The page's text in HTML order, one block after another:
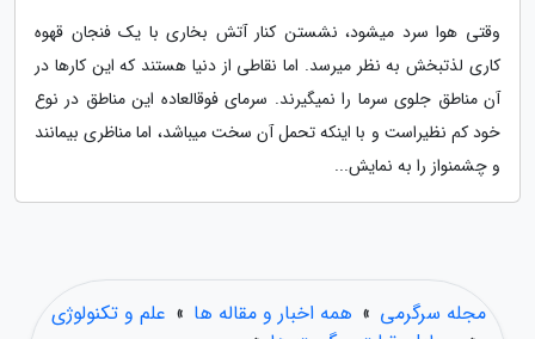
وقتی هوا سرد می­شود، نشستن کنار آتش بخاری با یک فنجان قهوه
کاری لذت­بخش به نظر می­رسد. اما نقاطی از دنیا هستند که این کارها در
آن مناطق جلوی سرما را نمی­گیرند. سرمای فوق­العاده این مناطق در نوع
خود کم نظیراست و با اینکه تحمل آن سخت می­باشد، اما مناظری بی­مانند
و چشم­نواز را به نمایش...
مجله سرگرمی » همه اخبار و مقاله ها » علم و تکنولوژی